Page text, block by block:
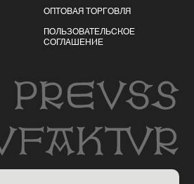
ОПТОВАЯ ТОРГОВЛЯ
ПОЛЬЗОВАТЕЛЬСКОЕ
СОГЛАШЕНИЕ